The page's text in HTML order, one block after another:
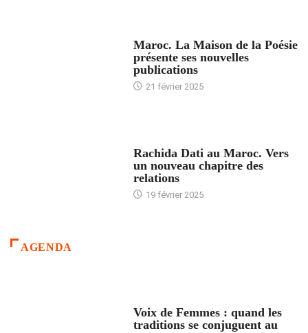
Maroc. La Maison de la Poésie
présente ses nouvelles
publications
21 février 2025
Rachida Dati au Maroc. Vers
un nouveau chapitre des
relations
19 février 2025
AGENDA
Voix de Femmes : quand les
traditions se conjuguent au